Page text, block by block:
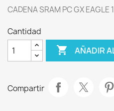
CADENA SRAM PC GX EAGLE
Cantidad
 AÑADIR
Compartir